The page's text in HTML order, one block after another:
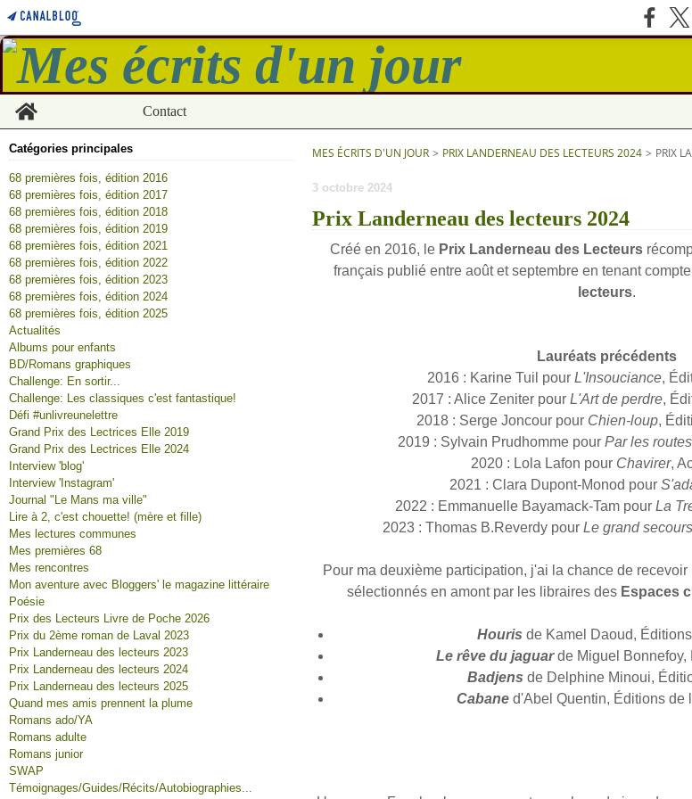
Home
Contact
Catégories principales
68 premières fois, édition 2016
68 premières fois, édition 2017
68 premières fois, édition 2018
68 premières fois, édition 2019
68 premières fois, édition 2021
68 premières fois, édition 2022
68 premières fois, édition 2023
68 premières fois, édition 2024
68 premières fois, édition 2025
Actualités
Albums pour enfants
BD/Romans graphiques
Challenge: En sortir...
Challenge: Les classiques c'est fantastique!
Défi #unlivreunelettre
Grand Prix des Lectrices Elle 2019
Grand Prix des Lectrices Elle 2024
Interview 'blog'
Interview 'Instagram'
Journal "Le Mans ma ville"
Lire à 2, c'est chouette! (mère et fille)
Mes lectures communes
Mes premières 68
Mes rencontres
Mon aventure avec Bloggers' le magazine littéraire
Poésie
Prix des Lecteurs Livre de Poche 2026
Prix du 2ème roman de Laval 2023
Prix Landerneau des lecteurs 2023
Prix Landerneau des lecteurs 2024
Prix Landerneau des lecteurs 2025
Quand mes amis prennent la plume
Romans ado/YA
Romans adulte
Romans junior
SWAP
Témoignages/Guides/Récits/Autobiographies...
MES ÉCRITS D'UN JOUR > PRIX LANDERNEAU DES LECTEURS 2024 > PRIX
3 octobre 2024
Prix Landerneau des lecteurs 2024
Créé en 2016, le Prix Landerneau des Lecteurs
français publié entre août et septembre en tenant
lecteurs.
Lauréats précédents
2016 : Karine Tuil pour L'Insouciance,
2017 : Alice Zeniter pour L'Art de perdre,
2018 : Serge Joncour pour Chien-loup,
2019 : Sylvain Prudhomme pour Par les routes
2020 : Lola Lafon pour Chavirer,
2021 : Clara Dupont-Monod pour
2022 : Emmanuelle Bayamack-Tam pour La
2023 : Thomas B.Reverdy pour Le grand secours
Pour ma deuxième participation, j'ai la chance de recevoir
sélectionnés en amont par les libraires des Espaces
Houris de Kamel Daoud,
Le rêve du jaguar de Miguel
Badjens de Delphine Minoui,
Cabane d'Abel Quentin, Éditions de